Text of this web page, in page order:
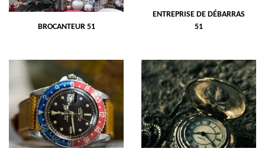
BROCANTEUR 51
ENTREPRISE DE DÉBARRAS
51